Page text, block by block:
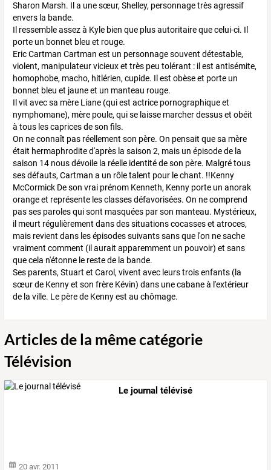
Sharon Marsh. Il a une sœur, Shelley, personnage très agressif
envers la bande.
Il ressemble assez à Kyle bien que plus autoritaire que celui-ci. Il
porte un bonnet bleu et rouge.
Eric Cartman Cartman est un personnage souvent détestable,
violent, manipulateur vicieux et très peu tolérant : il est antisémite,
homophobe, macho, hitlérien, cupide. Il est obèse et porte un
bonnet bleu et jaune et un manteau rouge.
Il vit avec sa mère Liane (qui est actrice pornographique et
nymphomane), mère poule, qui se laisse marcher dessus et obéit
à tous les caprices de son fils.
On ne connaît pas réellement son père. On pensait que sa mère
était hermaphrodite d'après la saison 2, mais un épisode de la
saison 14 nous dévoile la réelle identité de son père. Malgré tous
ses défauts, Cartman a un rôle talent pour le chant. !!Kenny
McCormick De son vrai prénom Kenneth, Kenny porte un anorak
orange et représente les classes défavorisées. On ne comprend
pas ses paroles qui sont masquées par son manteau. Mystérieux,
il meurt régulièrement dans des situations cocasses et atroces,
mais revient dans les épisodes suivants sans que l'on ne sache
vraiment comment (il aurait apparemment un pouvoir) et sans
que cela n'étonne le reste de la bande.
Ses parents, Stuart et Carol, vivent avec leurs trois enfants (la
sœur de Kenny et son frère Kévin) dans une cabane à l'extérieur
de la ville. Le père de Kenny est au chômage.
Articles de la même catégorie
Télévision
Le journal télévisé
20 avr. 2011